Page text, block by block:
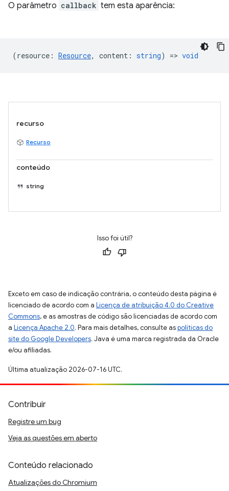
O parâmetro callback tem esta aparência:
(resource : Resource, content : string) => void
recurso
Recurso
conteúdo
string
Isso foi útil?
Exceto em caso de indicação contrária, o conteúdo desta página é
licenciado de acordo com a Licença de atribuição 4.0 do Creative
Commons, e as amostras de código são licenciadas de acordo com
a Licença Apache 2.0. Para mais detalhes, consulte aspolíticas do
site do Google Developers. Java é uma marca registrada da Oracle
e/ou afiliadas.
Última atualização 2026-07-16 UTC.
Contribuir
Registre um bug
Veja as questões em aberto
Conteúdo relacionado
Atualizações do Chromium